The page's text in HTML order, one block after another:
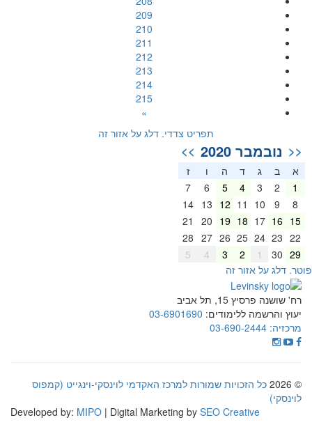
209
210
211
212
213
214
215
»
תפריט צדדי. דלג על אזור זה
<< נובמבר 2020 >>
א ב ג ד ה
ז
2
3
4
5
6
7
8
9
10
11
12
13
14
15
16
17
18
19
20
21
22
23
24
25
26
27
28
29
30
1
2
3
4
5
דלג על אזור זה
רח' שושנה פרסיץ 15, תל אביב
יעוץ והרשמה ללימודים: 03-6901690
מרכזיה: 03-690-2444
© 2026
כל הזכויות שמורות למרכז האקדמי לוינסקי-וינגייט (קמפוס
לוינסקי)
Developed by:MIPO | Digital Marketing bySEO Creative